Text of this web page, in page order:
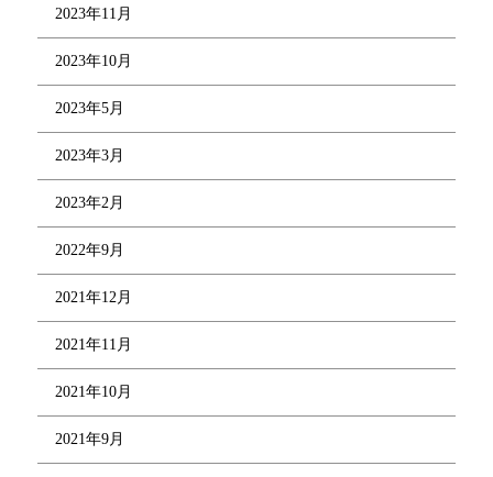
2023年11月
2023年10月
2023年5月
2023年3月
2023年2月
2022年9月
2021年12月
2021年11月
2021年10月
2021年9月